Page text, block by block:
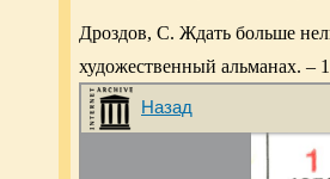
Дроздов, С. Ждать больше
художественный альманах. –